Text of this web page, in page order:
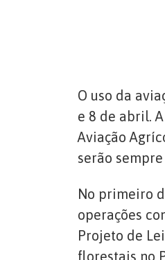
O uso da
e 8 de abril.
Aviação
serão
No primeiro
operações
Projeto de
florestais no